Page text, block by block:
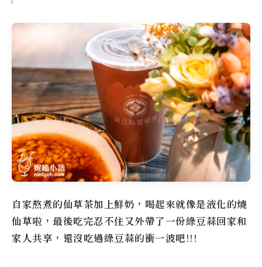
自家熬煮的仙草茶加上鮮奶，喝起來就像是液化的燒
仙草啦，最後吃完忍不住又外帶了一份綠豆蒜回家和
家人共享，還沒吃過綠豆蒜的衝一波吧!!!